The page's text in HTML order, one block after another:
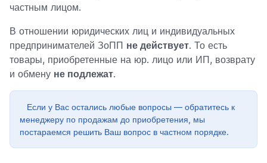
частным лицом.
В отношении юридических лиц и индивидуальных
предпринимателей ЗоПП не действует. То есть
товары, приобретенные на юр. лицо или ИП, возврату
и обмену не подлежат.
Если у Вас остались любые вопросы — обратитесь к
менеджеру по продажам до приобретения, мы
постараемся решить Ваш вопрос в частном порядке.